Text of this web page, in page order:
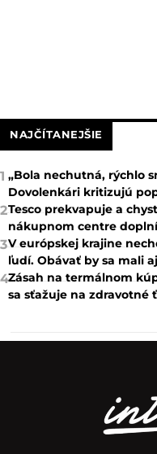
NAJČÍTANEJŠIE
1 „Bola nechutná, rýchlo
Dovolenkári kritizujú
2Tesco prekvapuje a
nákupnom centre
3V európskej krajine
ľudí. Obávať by sa mali
4Zásah na termálnom
sa sťažuje na zdravotné